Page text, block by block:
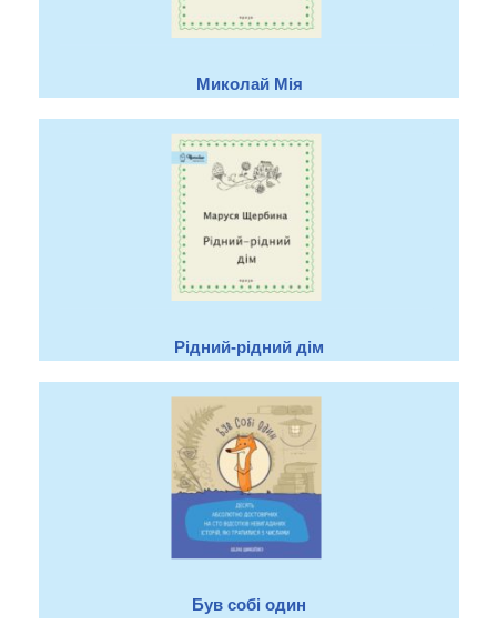
Миколай Мія
Рідний-рідний дім
Був собі один